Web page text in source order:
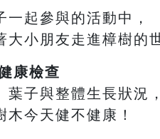
一起參與的活動中，
大小朋友走進樟樹的
康檢查
葉子與整體生長狀況，
木今天健不健康！